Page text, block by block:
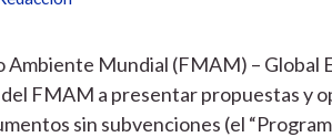
Ambiente Mundial (FMAM) – Global
FMAM a presentar propuestas y
sin subvenciones (el